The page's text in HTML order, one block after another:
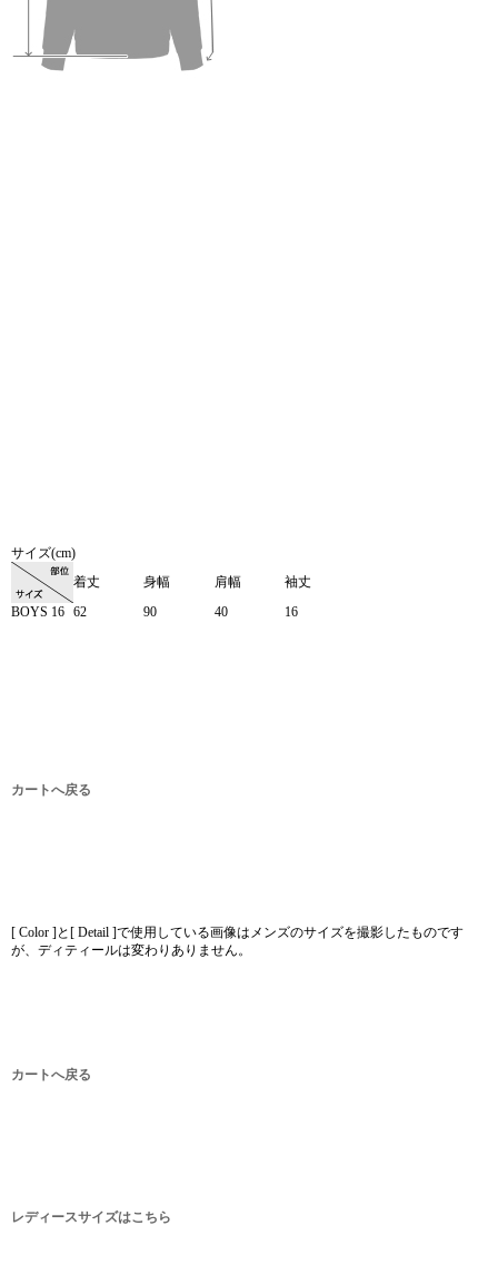
サイズ(cm)
着丈
身幅 肩幅
袖丈
BOYS 16 62 90 40 16
カートへ戻る
[ Color ]と[ Detail ]で使用している画像はメンズのサイズを撮影したものです
が、ディティールは変わりありません。
カートへ戻る
レディースサイズはこちら